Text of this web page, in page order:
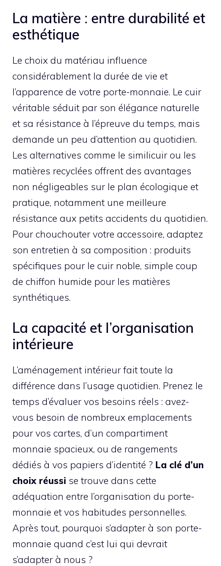
La matière : entre durabilité et
esthétique
Le choix du matériau influence
considérablement la durée de vie et
l’apparence de votre porte-monnaie. Le cuir
véritable séduit par son élégance naturelle
et sa résistance à l’épreuve du temps, mais
demande un peu d’attention au quotidien.
Les alternatives comme le similicuir ou les
matières recyclées offrent des avantages
non négligeables sur le plan écologique et
pratique, notamment une meilleure
résistance aux petits accidents du quotidien.
Pour chouchouter votre accessoire, adaptez
son entretien à sa composition : produits
spécifiques pour le cuir noble, simple coup
de chiffon humide pour les matières
synthétiques.
La capacité et l’organisation
intérieure
L’aménagement intérieur fait toute la
différence dans l’usage quotidien. Prenez le
temps d’évaluer vos besoins réels : avez-
vous besoin de nombreux emplacements
pour vos cartes, d’un compartiment
monnaie spacieux, ou de rangements
dédiés à vos papiers d’identité ? La clé d’un
choix réussi se trouve dans cette
adéquation entre l’organisation du porte-
monnaie et vos habitudes personnelles.
Après tout, pourquoi s’adapter à son porte-
monnaie quand c’est lui qui devrait
s’adapter à nous ?